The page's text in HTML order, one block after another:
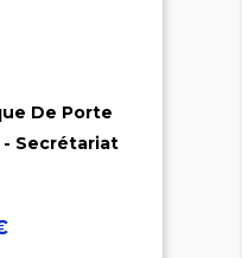
De Porte
- Secrétariat